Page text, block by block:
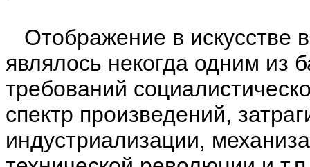
Отображение в искусстве
являлось некогда одним из
требований
спектр произведений,
индустриализации,